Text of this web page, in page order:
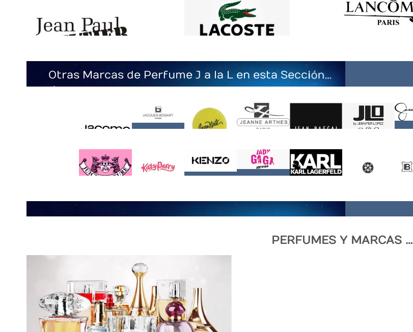
Otras Marcas de Perfume J a la L en esta Sección…
PERFUMES Y MARCAS …